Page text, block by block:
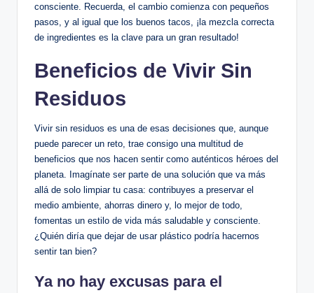
consciente. Recuerda, el cambio comienza con pequeños
pasos, y al igual que los buenos tacos, ¡la mezcla correcta
de ingredientes es la clave para un gran resultado!
Beneficios de Vivir Sin
Residuos
Vivir sin residuos es una de esas decisiones que, aunque
puede parecer un reto, trae consigo una multitud de
beneficios que nos hacen sentir como auténticos héroes del
planeta. Imagínate ser parte de una solución que va más
allá de solo limpiar tu casa: contribuyes a preservar el
medio ambiente, ahorras dinero y, lo mejor de todo,
fomentas un estilo de vida más saludable y consciente.
¿Quién diría que dejar de usar plástico podría hacernos
sentir tan bien?
Ya no hay excusas para el